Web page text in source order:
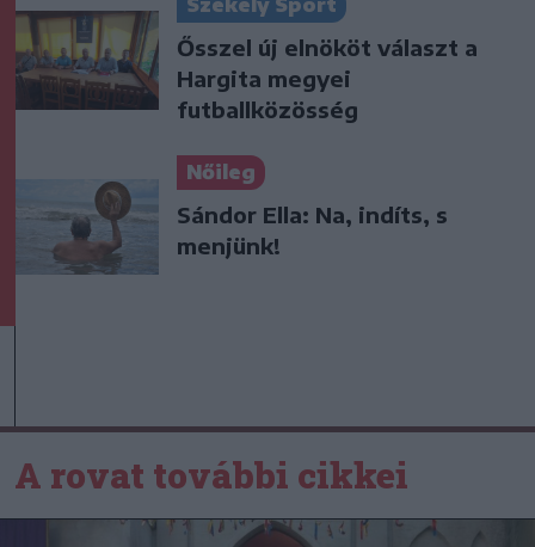
Székely Sport
Ősszel új elnököt választ a
Hargita megyei
futballközösség
Nőileg
Sándor Ella: Na, indíts, s
menjünk!
A rovat további cikkei